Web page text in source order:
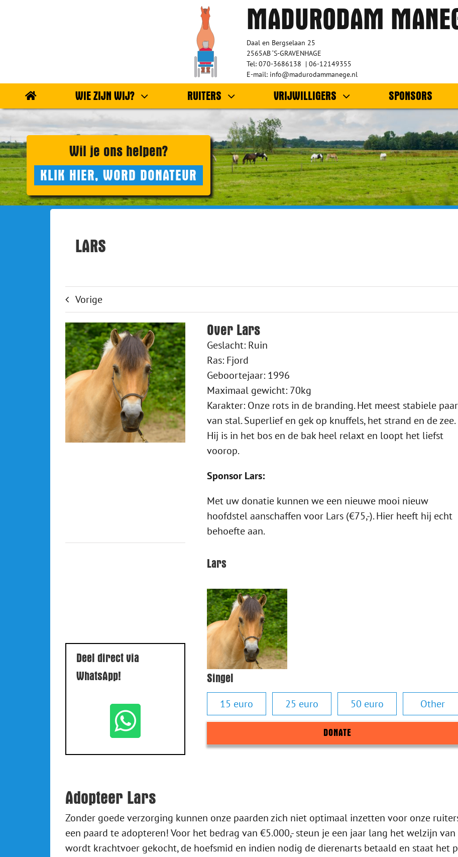
MADURODAM
Daal en Bergselaan 25
2565AB ‘S-GRAVENHAGE
Tel: 070-3686138 | 06-12149355
E-mail: info@madurodammanege.nl
WIE ZIJN WIJ? RUITERS VRIJWILLIGERS SPONSORS
Wil je ons helpen?
KLIK HIER, WORD DONATEUR
LARS
Vorige
Deel direct via
WhatsApp!
Over Lars
Geslacht: Ruin
Ras: Fjord
Geboortejaar: 1996
Maximaal gewicht: 70kg
Karakter: Onze rots in de branding. Het meest stabiele
van stal. Superlief en gek op knuffels, het strand en de zee.
Hij is in het bos en de bak heel relaxt en loopt het liefst
voorop.
Sponsor Lars:
Met uw donatie kunnen we een nieuwe mooi nieuw
hoofdstel aanschaffen voor Lars (€75,-). Hier heeft hij echt
behoefte aan.
Lars
Singel
15 euro 25 euro 50 euro Other
DONATE
Adopteer Lars
Zonder goede verzorging kunnen onze paarden zich niet optimaal inzetten voor onze
een paard te adopteren! Voor het bedrag van €5.000,- steun je een jaar lang het welzijn
wordt krachtvoer gekocht, de hoefsmid en indien nodig de dierenarts betaald en staat het